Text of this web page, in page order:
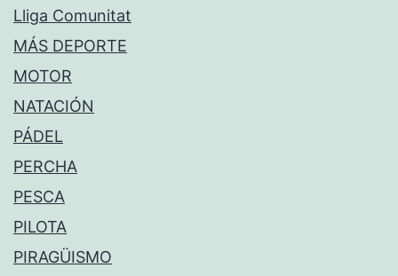
Lliga Comunitat
MÁS DEPORTE
MOTOR
NATACIÓN
PÁDEL
PERCHA
PESCA
PILOTA
PIRAGÜISMO